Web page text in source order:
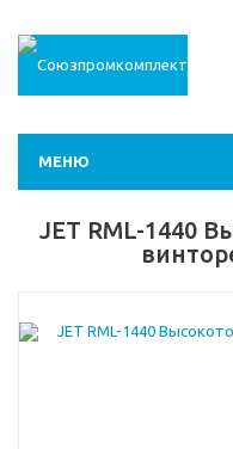
МЕНЮ
JET RML-1440